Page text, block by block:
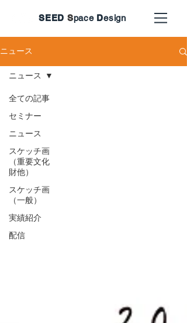
SEED Space Design
ニュース
全ての記事
セミナー
ニュース
スケッチ画
（重要文化
財他）
スケッチ画
（一般）
実績紹介
配信
ニュース